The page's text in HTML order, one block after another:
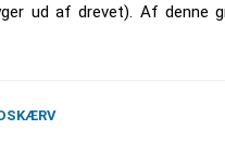
ud af drevet). Af denne